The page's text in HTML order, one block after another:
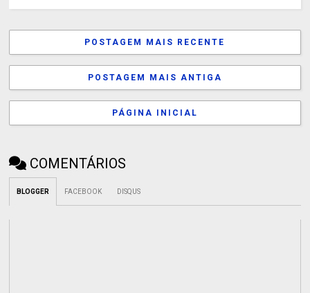
POSTAGEM MAIS RECENTE
POSTAGEM MAIS ANTIGA
PÁGINA INICIAL
COMENTÁRIOS
BLOGGER FACEBOOK DISQUS